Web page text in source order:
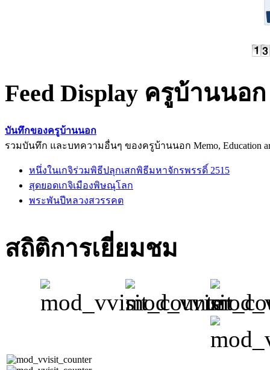
Feed Display ครูบ้านนอก
บันทึกของครูบ้านนอก
รวมบันทึก และบทความอื่นๆ ของครูบ้านนอก Memo, Education
หนึ่งในเกจิร่วมพิธีปลุกเสกพิธีมหาจักรพรรดิ์ 2515
สุดยอดเกจิเมืองพิษณุโลก
พระพันปีหลวงสวรรคต
สถิติการเยี่ยมชม